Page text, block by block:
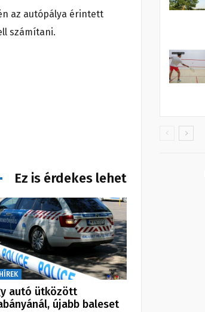
az autópálya érintett
számítani.
Ez is érdekes lehet
autó ütközött
újabb baleset